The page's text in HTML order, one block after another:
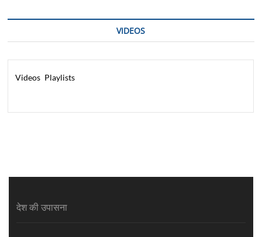
VIDEOS
Videos Playlists
देश की उपासना